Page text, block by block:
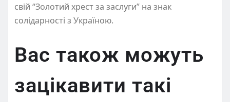
свій “Золотий хрест за заслуги” на знак
солідарності з Україною.
Вас також можуть
зацікавити такі